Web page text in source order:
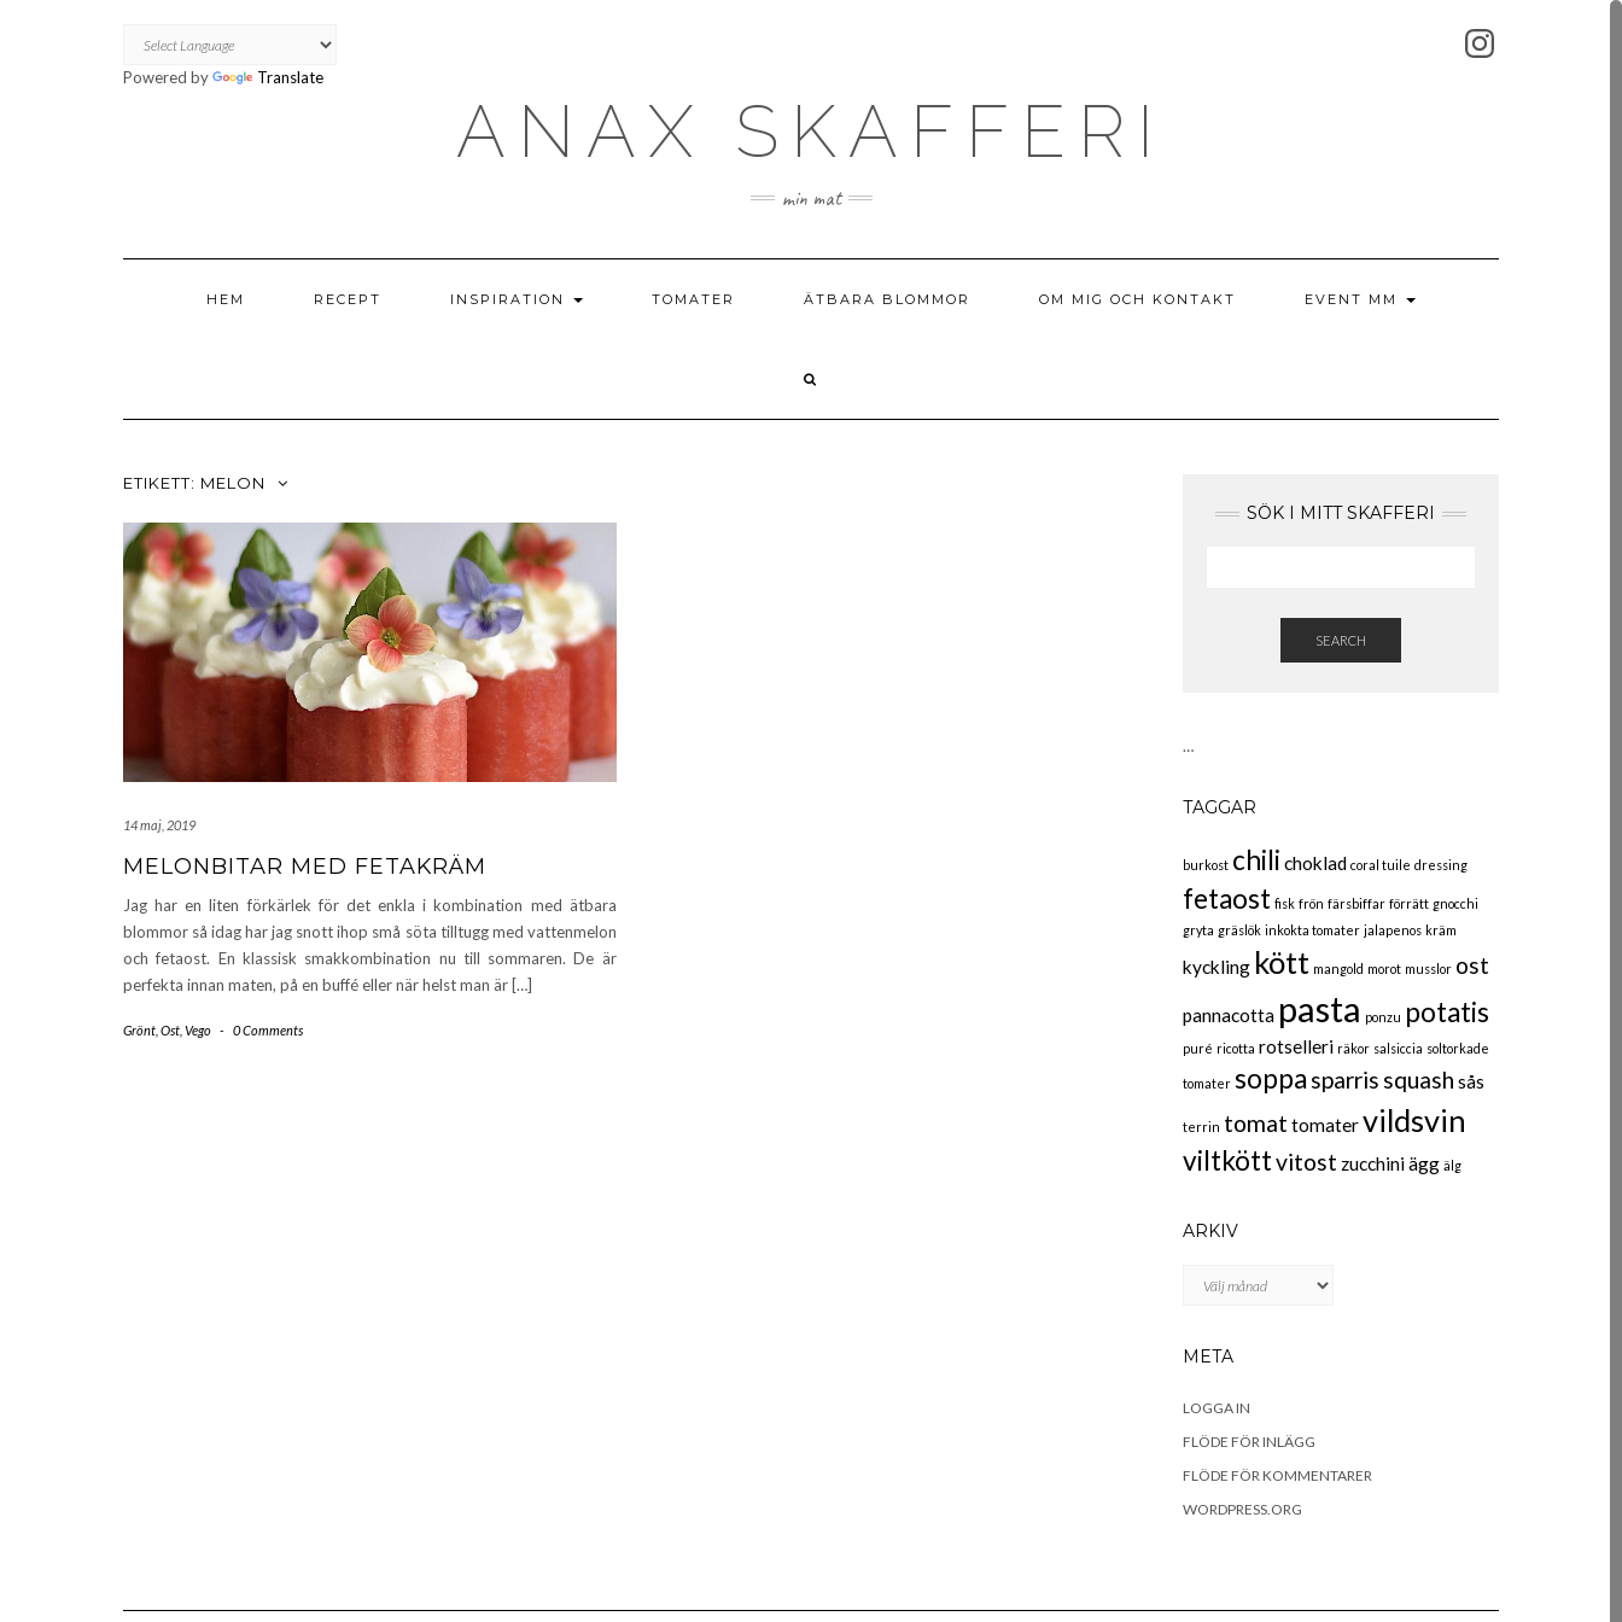
Powered by Translate
FÖLJ
OSS
INSTAGRAM
ANAX SKAFFERI
min mat
HEM RECEPT INSPIRATION TOMATER ÄTBARA BLOMMOR OM MIG OCH KONTAKT EVENT MM
ETIKETT: MELON
14 maj, 2019
MELONBITAR MED FETAKRÄM
Jag har en liten förkärlek för det enkla i kombination med ätbara
blommor så idag har jag snott ihop små söta tilltugg med vattenmelon
och fetaost. En klassisk smakkombination nu till sommaren. De är
perfekta innan maten, på en buffé eller när helst man är […]
Grönt Ost Vego - 0 Comments
SÖK I MITT SKAFFERI
SEARCH
…
TAGGAR
burkost chili choklad coral tuile dressing
fetaost fisk frön färsbiffar förrätt gnocchi
gryta gräslök inkokta tomater jalapenos kräm
kyckling kött mangold morot musslor ost
pannacotta pasta ponzu potatis
puré ricotta rotselleri räkor salsiccia soltorkade
tomater soppa sparris squash sås
terrin tomat tomatervildsvin
viltköttvitost zucchiniägg älg
ARKIV
META
LOGGA IN
FLÖDE FÖR INLÄGG
FLÖDE FÖR KOMMENTARER
WORDPRESS.ORG